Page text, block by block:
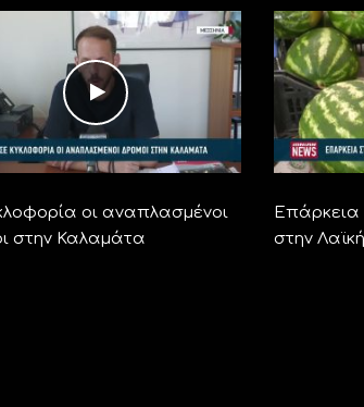
οι αναπλασμένοι
στην Καλαμάτα
στην